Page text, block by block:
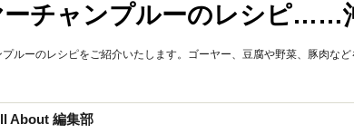
ーチャンプルーのレシピ……
ルーのレシピをご紹介いたします。ゴーヤー、豆腐や野菜、豚肉な
About 編集部